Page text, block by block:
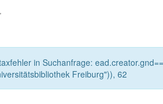
in Suchanfrage:
Freiburg")), 62